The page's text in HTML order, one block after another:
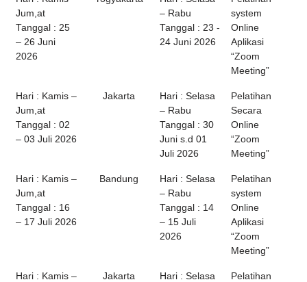
Jum,at
Tanggal : 25
– 26 Juni
2026
– Rabu
Tanggal : 23 -
24 Juni 2026
system
Online
Aplikasi
“Zoom
Meeting”
Hari : Kamis –
Jum,at
Tanggal : 02
– 03 Juli 2026
Jakarta
Hari : Selasa
– Rabu
Tanggal : 30
Juni s.d 01
Juli 2026
Pelatihan
Secara
Online
“Zoom
Meeting”
Hari : Kamis –
Jum,at
Tanggal : 16
– 17 Juli 2026
Bandung
Hari : Selasa
– Rabu
Tanggal : 14
– 15 Juli
2026
Pelatihan
system
Online
Aplikasi
“Zoom
Meeting”
Hari : Kamis –
Jakarta
Hari : Selasa
Pelatihan